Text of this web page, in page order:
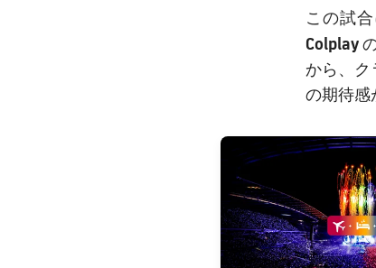
この試
Colplay
から、ク
の期待感
FC Barcelona club badge